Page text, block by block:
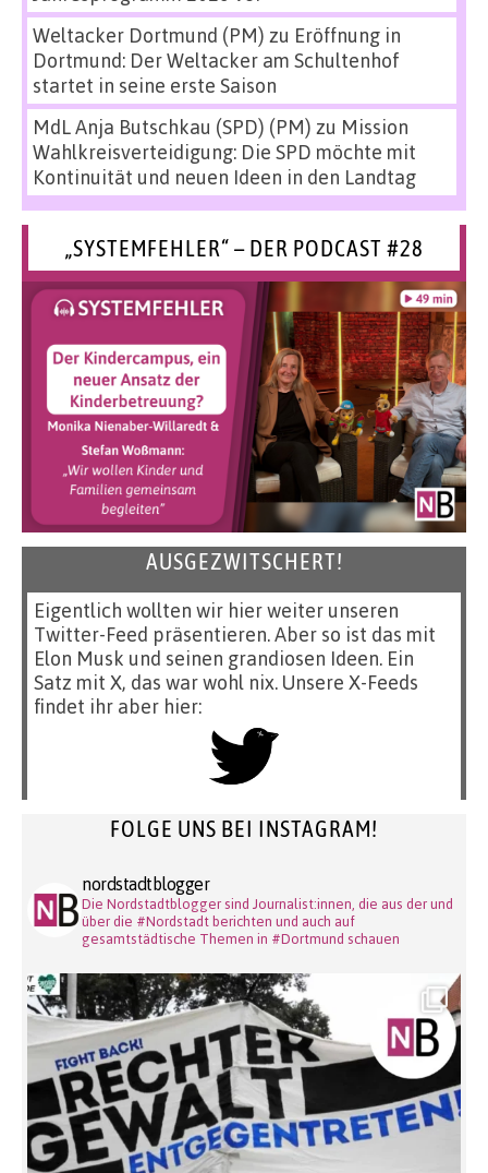
Weltacker Dortmund (PM) zu Eröffnung in
Dortmund: Der Weltacker am Schultenhof
startet in seine erste Saison
MdL Anja Butschkau (SPD) (PM) zu Mission
Wahlkreisverteidigung: Die SPD möchte mit
Kontinuität und neuen Ideen in den Landtag
„SYSTEMFEHLER“ – DER PODCAST #28
AUSGEZWITSCHERT!
Eigentlich wollten wir hier weiter unseren
Twitter-Feed präsentieren. Aber so ist das mit
Elon Musk und seinen grandiosen Ideen. Ein
Satz mit X, das war wohl nix. Unsere X-Feeds
findet ihr aber hier:
FOLGE UNS BEI INSTAGRAM!
nordstadtblogger
Die Nordstadtblogger sind Journalist:innen, die aus der und
über die #Nordstadt berichten und auch auf
gesamtstädtische Themen in #Dortmund schauen